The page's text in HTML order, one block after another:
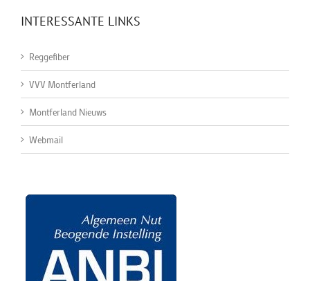
INTERESSANTE LINKS
Reggefiber
VVV Montferland
Montferland Nieuws
Webmail